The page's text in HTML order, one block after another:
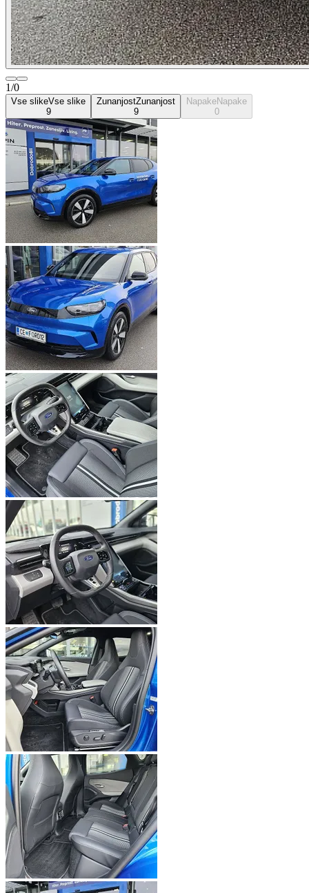
1/0
Vse slikeVse slike
9
ZunanjostZunanjost
9
NapakeNapake
0